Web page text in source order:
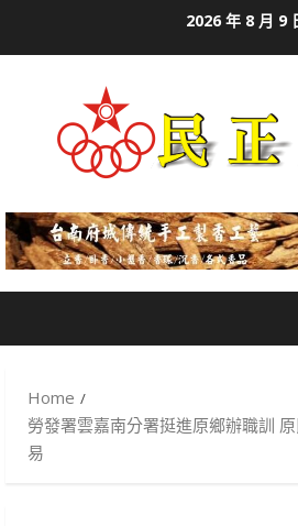
2026 年 8 月 9
Home
勞發署雲嘉南分署挺進原鄉辦職訓
易